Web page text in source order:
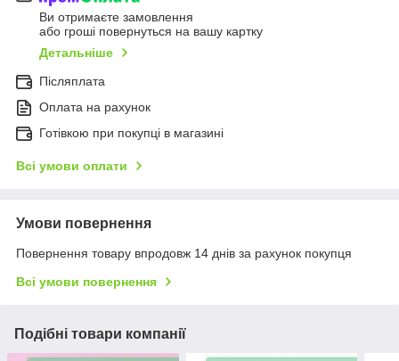
Ви отримаєте замовлення
або гроші повернуться на вашу картку
Детальніше
Післяплата
Оплата на рахунок
Готівкою при покупці в магазині
Всі умови оплати
Умови повернення
Повернення товару впродовж 14 днів за рахунок покупця
Всі умови повернення
Подібні товари компанії